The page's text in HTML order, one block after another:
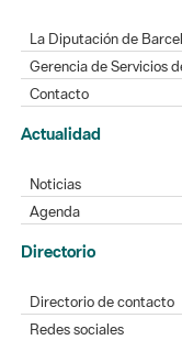
La Diputación de
Gerencia de Servicios
Contacto
Actualidad
Noticias
Agenda
Directorio
Directorio de contacto
Redes sociales